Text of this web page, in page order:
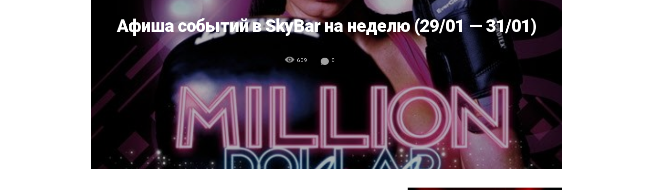
Афиша событий в SkyBar на неделю (29/01 — 31/01)
609 0